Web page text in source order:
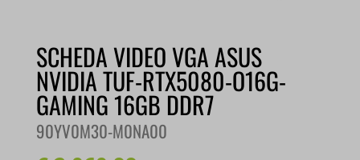
SCHEDA VIDEO VGA ASUS
NVIDIA TUF-RTX5080-O16G-
GAMING 16GB DDR7
90YV0M30-M0NA00